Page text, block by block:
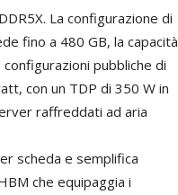
La configurazione di
fino a 480 GB, la capacità
pubbliche di
con un TDP di 350 W in
raffreddati ad aria
scheda e semplifica
che equipaggia i